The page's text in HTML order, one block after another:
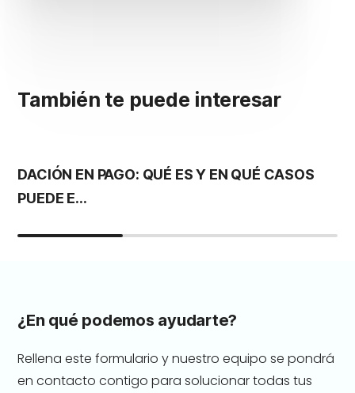
También te puede interesar
DACIÓN EN PAGO: QUÉ ES Y EN QUÉ CASOS
PUEDE E...
¿En qué podemos ayudarte?
Rellena este formulario y nuestro equipo se pondrá
en contacto contigo para solucionar todas tus